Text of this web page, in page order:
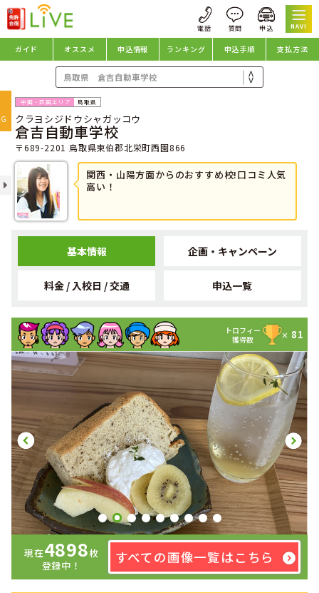
NAVI
ガイド オススメ 申込情報 ランキング 申込手順 支払方法
鳥取県
クラヨシジドウシャガッコウ
倉吉自動車学校
〒689-2201 鳥取県東伯郡北栄町西園866
関西・山陽方面からのおすすめ校!口コミ人気
高い！
基本情報 企画・キャンペーン
料金 / 入校日 / 交通 申込一覧
トロフィー
獲得数
× 81
現在4898枚
登録中！
すべての画像一覧はこちら